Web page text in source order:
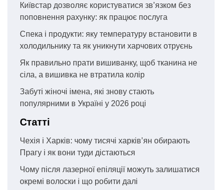
Київстар дозволяє користуватися зв’язком без
поповнення рахунку: як працює послуга
Спека і продукти: яку температуру встановити в
холодильнику та як уникнути харчових отруєнь
Як правильно прати вишиванку, щоб тканина не
сіла, а вишивка не втратила колір
Забуті жіночі імена, які знову стають
популярними в Україні у 2026 році
Статті
Чехія і Харків: чому тисячі харків’ян обирають
Прагу і як вони туди дістаються
Чому після лазерної епіляції можуть залишатися
окремі волоски і що робити далі